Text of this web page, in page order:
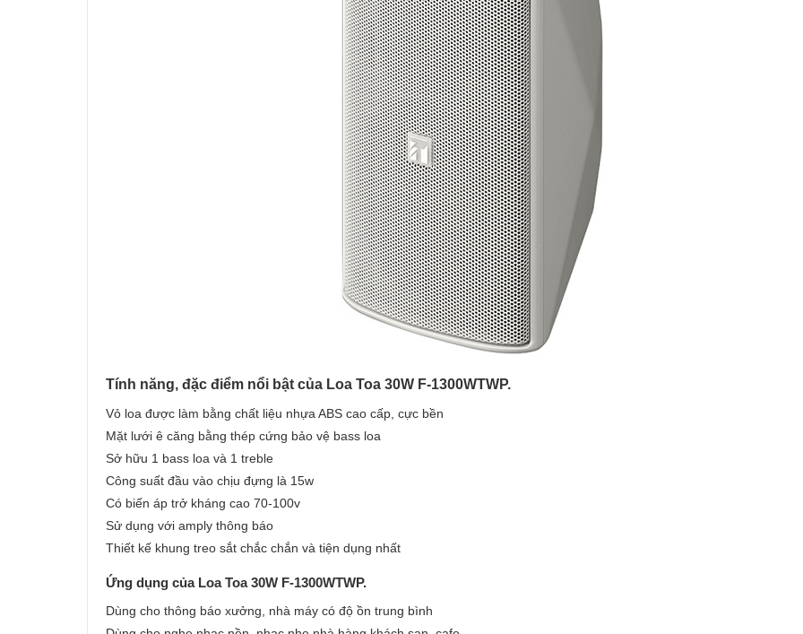
Tính năng, đặc điểm nổi bật của Loa Toa 30W F-1300WTWP.
Vỏ loa được làm bằng chất liệu nhựa ABS cao cấp, cực bền
Mặt lưới ê căng bằng thép cứng bảo vệ bass loa
Sở hữu 1 bass loa và 1 treble
Công suất đầu vào chịu đựng là 15w
Có biến áp trở kháng cao 70-100v
Sử dụng với amply thông báo
Thiết kế khung treo sắt chắc chắn và tiện dụng nhất
Ứng dụng của Loa Toa 30W F-1300WTWP.
Dùng cho thông báo xưởng, nhà máy có độ ồn trung bình